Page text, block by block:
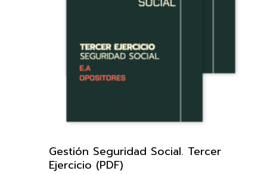
Gestión Seguridad Social. Tercer
Ejercicio (PDF)